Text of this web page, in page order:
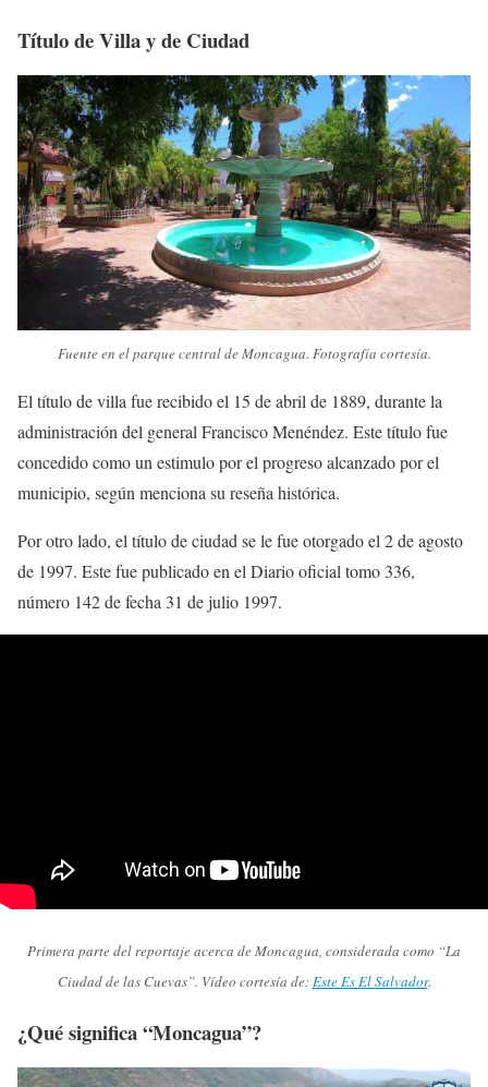
Título de Villa y de Ciudad
Fuente en el parque central de Moncagua. Fotografía cortesía.
El título de villa fue recibido el 15 de abril de 1889, durante la
administración del general Francisco Menéndez. Este título fue
concedido como un estimulo por el progreso alcanzado por el
municipio, según menciona su reseña histórica.
Por otro lado, el título de ciudad se le fue otorgado el 2 de agosto
de 1997. Este fue publicado en el Diario oficial tomo 336,
número 142 de fecha 31 de julio 1997.
Primera parte del reportaje acerca de Moncagua, considerada como “La
Ciudad de las Cuevas”. Vídeo cortesía de:Este Es El Salvador.
¿Qué significa “Moncagua”?